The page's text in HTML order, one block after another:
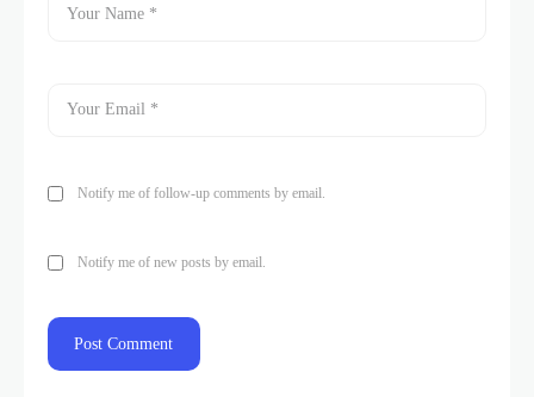
Notify me of follow-up comments by email.
Notify me of new posts by email.